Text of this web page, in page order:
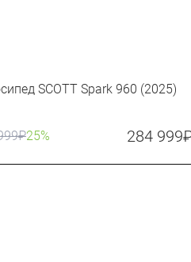
SCOTT Spark 960 (2025)
₽25% 284 999